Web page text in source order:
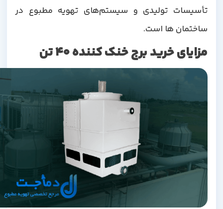
تأسیسات تولیدی و سیستم‌های تهویه مطبوع در
ساختمان ها است.
مزایای خرید برج خنک کننده 40 تن